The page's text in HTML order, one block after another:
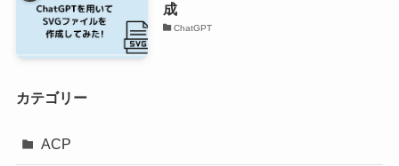
成
ChatGPT
カテゴリー
ACP